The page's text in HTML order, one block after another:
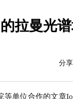
拉曼光
分
单位合作的文章